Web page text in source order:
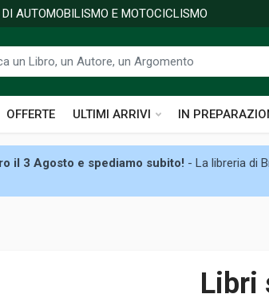
AUTOMOBILISMO E MOTOCICLISMO
OFFERTE ULTIMI ARRIVI IN
il 3 Agosto e spediamo subito! - La libreria di
Libri